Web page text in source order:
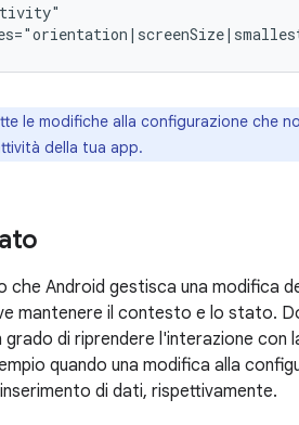
le modifiche alla configurazione che
della tua app.
che Android gestisca una modifica
mantenere il contesto e lo stato.
di riprendere l'interazione con
quando una modifica alla
di dati, rispettivamente.